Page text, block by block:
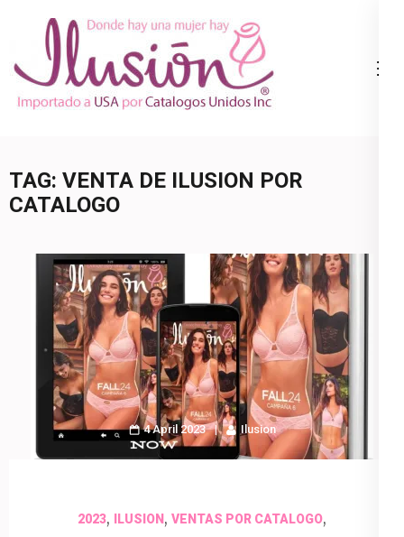
content
(Press
Ropa Interior
800.825.9452
TAG: VENTA DE ILUSION POR
CATALOGO
4 April 2023 Ilusion
2023, ILUSION , VENTAS POR CATALOGO,